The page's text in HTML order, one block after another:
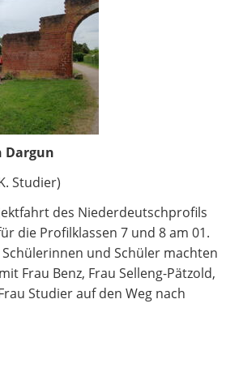
Dargun
Studier)
des Niederdeutschprofils
die Profilklassen 7 und 8 am 01.
Schülerinnen und Schüler machten
Frau Benz, Frau Selleng-Pätzold,
Studier auf den Weg nach